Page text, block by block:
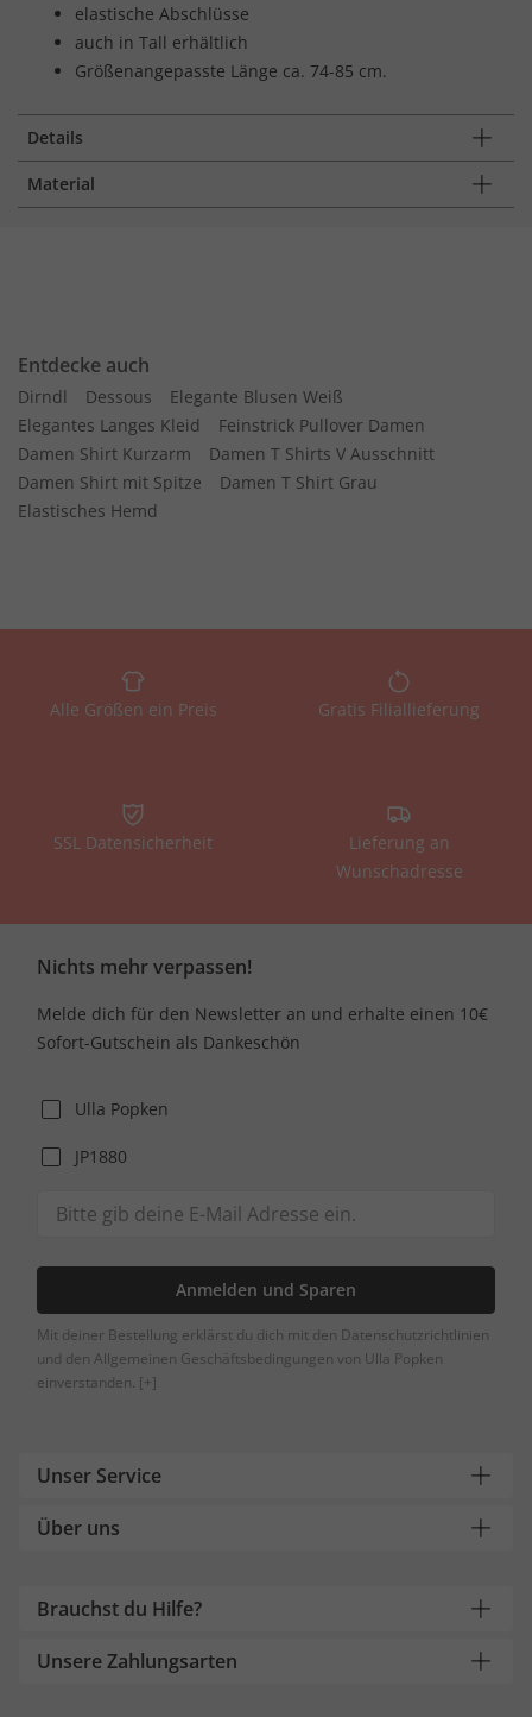
elastische Abschlüsse
auch in Tall erhältlich
Größenangepasste Länge ca. 74-85 cm.
Details
Material
Entdecke auch
Dirndl Dessous
Elegante Blusen Weiß
Elegantes Langes Kleid
Feinstrick Pullover Damen
Damen Shirt Kurzarm
Damen T Shirts V Ausschnitt
Damen Shirt mit Spitze
Damen T Shirt Grau
Elastisches Hemd
Alle Größen ein Preis Gratis Filiallieferung
SSL Datensicherheit
Lieferung an
Wunschadresse
Nichts mehr verpassen!
Melde dich für den Newsletter an und erhalte einen 10€
Sofort-Gutschein als Dankeschön
Ulla Popken
JP1880
Anmelden und Sparen
Mit deiner Bestellung erklärst du dich mit den Datenschutzrichtlinien
und den Allgemeinen Geschäftsbedingungen von Ulla Popken
einverstanden. [+]
Unser Service
Über uns
Brauchst du Hilfe?
Unsere Zahlungsarten